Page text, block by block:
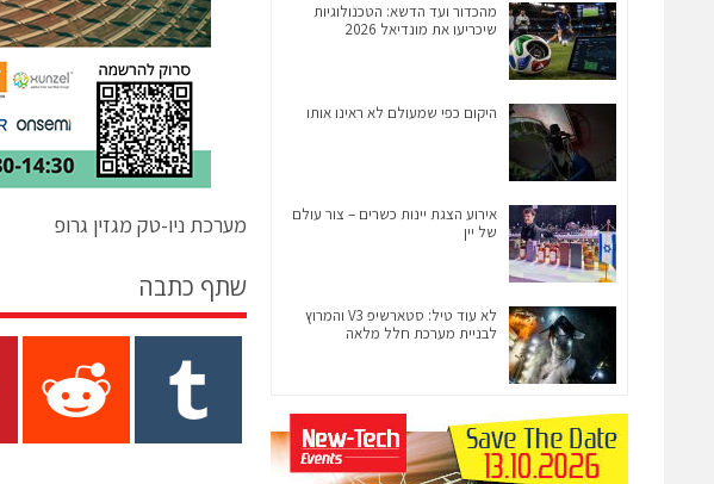
מערכת ניו-טק מגזין גרופ
שתף כתבה
מהכדור ועד הדשא: הטכנולוגיות
שיכריעו את מונדיאל 2026
היקום כפי שמעולם לא ראינו אותו
אירוע הצגת יינות כשרים – צור עולם
של יין
לא עוד טיל: סטארשיפ V3 והמרוץ
לבניית מערכת חלל מלאה